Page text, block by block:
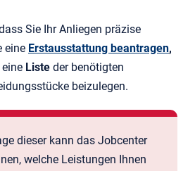
Sie Ihr Anliegen präzise
eine Erstausstattung beantragen,
Liste der benötigten
beizulegen.
dieser kann das Jobcenter
welche Leistungen Ihnen